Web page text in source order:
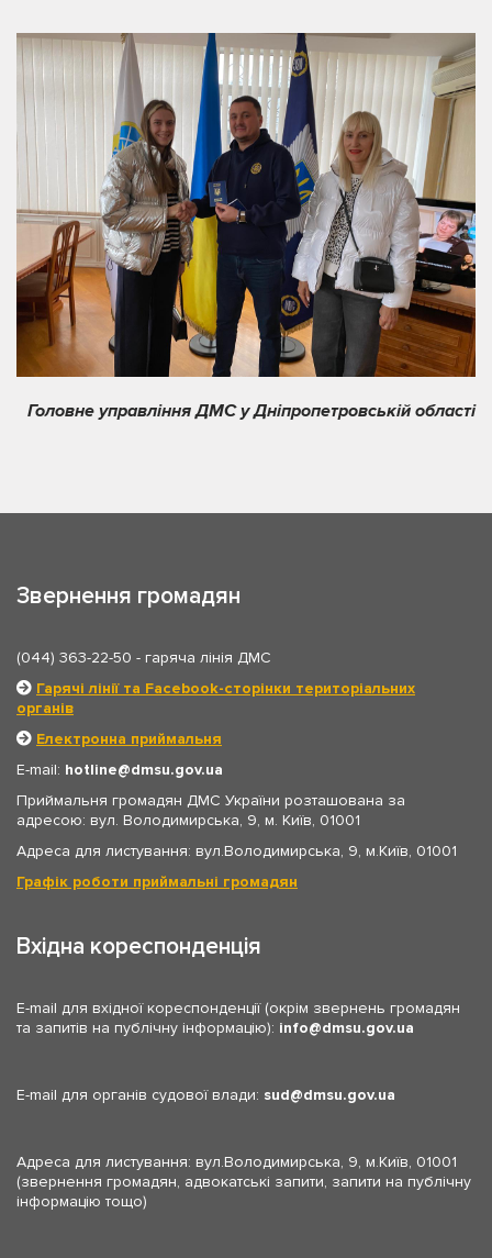
Головне управління ДМС у Дніпропетровській області
Звернення громадян
(044) 363-22-50 - гаряча лінія ДМС
Гарячі лінії та Facebook-сторінки територіальних
органів
Електронна приймальня
E-mail: hotline
dmsu.gov.ua
Приймальня громадян ДМС України розташована за
адресою: вул. Володимирська, 9, м. Київ, 01001
Адреса для листування: вул.Володимирська, 9, м.Київ, 01001
Графік роботи приймальні громадян
Вхідна кореспонденція
E-mail для вхідної кореспонденції (окрім звернень громадян
та запитів на публічну інформацію): info dmsu.gov.ua
E-mail для органів судової влади: sud dmsu.gov.ua
Адреса для листування: вул.Володимирська, 9, м.Київ, 01001
(звернення громадян, адвокатські запити, запити на публічну
інформацію тощо)